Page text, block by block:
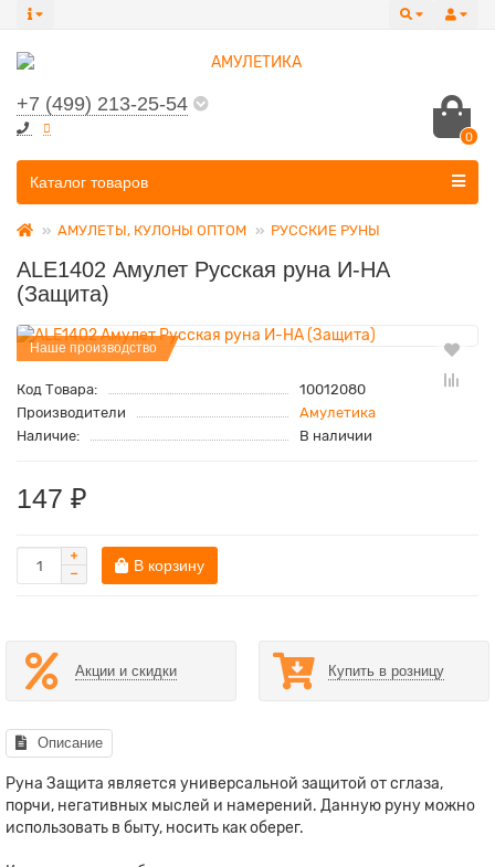
+7 (499) 213-25-54
0
Все категории
Каталог товаров
АМУЛЕТЫ, КУЛОНЫ ОПТОМ РУССКИЕ РУНЫ
ALE1402 Амулет Русская руна И-НА
(Защита)
Наше производство
Код Товара:
10012080
Производители
Амулетика
Наличие:
В наличии
147 ₽
В корзину
Акции и скидки Купить в розницу
Описание
Руна Защита является универсальной защитой от сглаза,
порчи, негативных мыслей и намерений. Данную руну можно
использовать в быту, носить как оберег.